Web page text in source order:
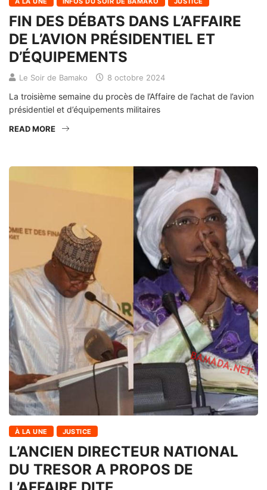
FIN DES DÉBATS DANS L’AFFAIRE
DE L’AVION PRÉSIDENTIEL ET
D’ÉQUIPEMENTS
Le Soir de Bamako 8 octobre 2024
La troisième semaine du procès de l’Affaire de l’achat de l’avion
présidentiel et d’équipements militaires
READ MORE
À LA UNE JUSTICE
L’ANCIEN DIRECTEUR NATIONAL
DU TRESOR A PROPOS DE